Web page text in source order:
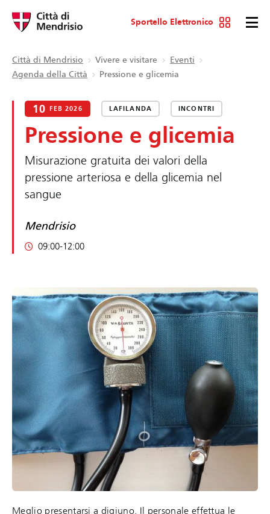
Sportello Elettronico
Città di Mendrisio Vivere e visitare
Eventi
Agenda della Città
Pressione e glicemia
10 FEB 2026 LAFILANDA INCONTRI
Pressione e glicemia
Misurazione gratuita dei valori della
pressione arteriosa e della glicemia nel
sangue
Mendrisio
09:00-12:00
Meglio presentarsi a digiuno. Il personale effettua le